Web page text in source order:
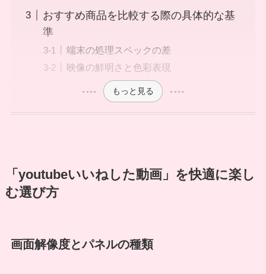
おすすめ商品を比較する際の具体的な基
準
端末の処理スペックの差
映像の鮮明さと色彩表現
もっと見る
「youtubeいいねした動画」を快適に楽し
む選び方
画面解像度とパネルの種類